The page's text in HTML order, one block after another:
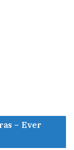
– Ever